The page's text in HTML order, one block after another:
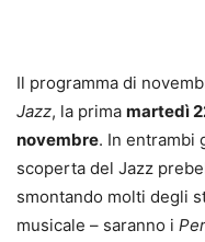
Il programma di
Jazz, la prima martedì
novembre. In entrambi
scoperta del Jazz
smontando molti degli
musicale – saranno i